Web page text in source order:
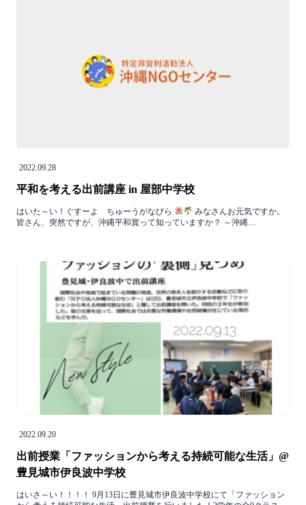
2022.09.28
平和を考える出前講座 in 屋部中学校
はいた～い！ぐすーよ ちゅーうがなびら
みなさんお元気ですか。
皆さん、突然ですが、沖縄平和賞って知っていますか？ ～沖縄…
2022.09.20
出前授業「ファッションから考える持続可能な生活」@
豊見城市伊良波中学校
はいさ～い！！！！ 9月13日に豊見城市伊良波中学校にて「ファッション